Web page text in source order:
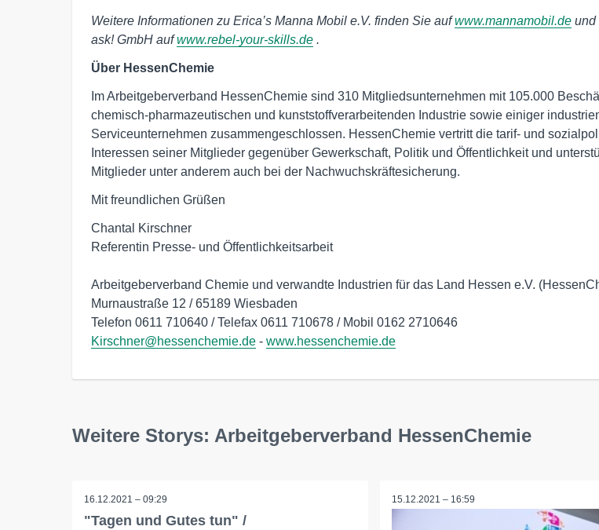
Weitere Informationen zu Erica’s Manna Mobil e.V. finden Sie aufwww.mannamobil.de und
ask! GmbH aufwww.rebel-your-skills.de .
Über HessenChemie
Im Arbeitgeberverband HessenChemie sind 310 Mitgliedsunternehmen mit 105.000
chemisch-pharmazeutischen und kunststoffverarbeitenden Industrie sowie einiger
Serviceunternehmen zusammengeschlossen. HessenChemie vertritt die tarif- und
Interessen seiner Mitglieder gegenüber Gewerkschaft, Politik und Öffentlichkeit und
Mitglieder unter anderem auch bei der Nachwuchskräftesicherung.
Mit freundlichen Grüßen
Chantal Kirschner
Referentin Presse- und Öffentlichkeitsarbeit
Arbeitgeberverband Chemie und verwandte Industrien für das Land Hessen e.V.
Murnaustraße 12 / 65189 Wiesbaden
Kirschner@hessenchemie.de - www.hessenchemie.de
Weitere Storys: Arbeitgeberverband HessenChemie
16.12.2021 – 09:29
"Tagen und Gutes tun" /
15.12.2021 – 16:59